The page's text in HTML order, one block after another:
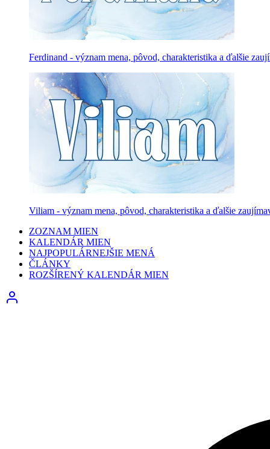
Ferdinand - význam mena, pôvod, charakteristika a ďalšie
Viliam - význam mena, pôvod, charakteristika a ďalšie
ZOZNAM MIEN
KALENDÁR MIEN
NAJPOPULÁRNEJŠIE MENÁ
ČLÁNKY
ROZŠÍRENÝ KALENDÁR MIEN